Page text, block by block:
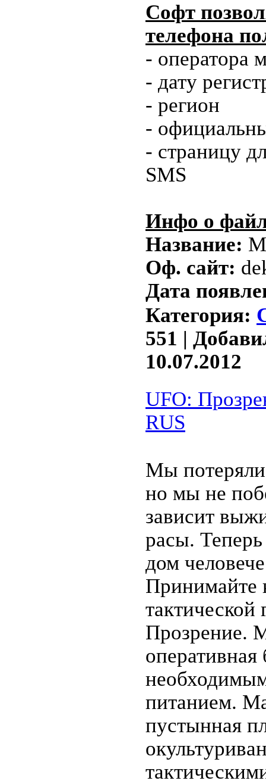
Софт
телефона
- оператора
- дату
- регион
-
- страницу
SMS
Инфо о
Название:
Оф. сайт:
Дата
Категория:
551 |
10.07.2012
UFO:
RUS
Мы потеряли
но мы не
зависит
расы.
дом
Принимайте
Прозрение.
оперативная
питанием.
пустынная